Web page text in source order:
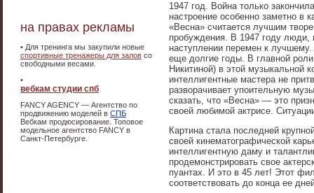
на правах рекламы
• Для тренинга мы закупили новые
cпортивные тренажеры для залов со
свободными весами.
•
вебкам студии спб
FANCY AGENCY — Агентство по
продвижению моделей в СПБ
Вебкам продюсирование. Топовое
модельное агентство FANCY в
Санкт-Петербурге.
1947 год. Война только
настроение особенно заметно в
«Весна» считается лучшим
пробуждения. В 1947 году люди,
наступлении перемен к
еще долгие годы. В главной
Никитиной) в этой музыкальной
интеллигентные мастера не
разворачивает упоительную
сказать, что «Весна» — это
своей любимой актрисе.
Картина стала последней
своей кинематографической
интеллигентную даму и
продемонстрировать свое
пуантах. И это в 45 лет! Этот
соответствовать до конца ее